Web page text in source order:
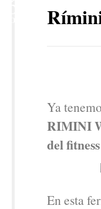
Ya
RIMINI
del fitness
En esta